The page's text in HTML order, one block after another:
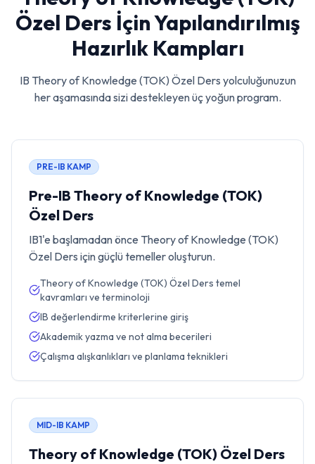
Özel Ders İçin Yapılandırılmış
Hazırlık Kampları
IB Theory of Knowledge (TOK) Özel Ders yolculuğunuzun
her aşamasında sizi destekleyen üç yoğun program.
PRE-IB KAMP
Pre-IB Theory of Knowledge (TOK)
Özel Ders
IB1'e başlamadan önce Theory of Knowledge (TOK)
Özel Ders için güçlü temeller oluşturun.
Theory of Knowledge (TOK) Özel Ders temel
kavramları ve terminoloji
IB değerlendirme kriterlerine giriş
Akademik yazma ve not alma becerileri
Çalışma alışkanlıkları ve planlama teknikleri
MID-IB KAMP
Theory of Knowledge (TOK) Özel Ders